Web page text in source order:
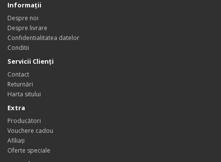
Informaţii
Despre noi
Despre livrare
Confidentialitatea datelor
Conditii
Servicii Clienţi
Contact
Returnări
Harta sitului
Extra
Producători
Vouchere cadou
Afiliaţi
Oferte speciale